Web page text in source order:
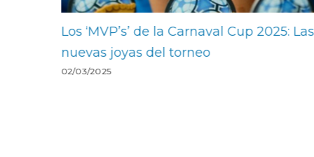
El Valencia CF se proclama campeón
torneo tras ganar al Espanyol (2-0)
02/03/2025